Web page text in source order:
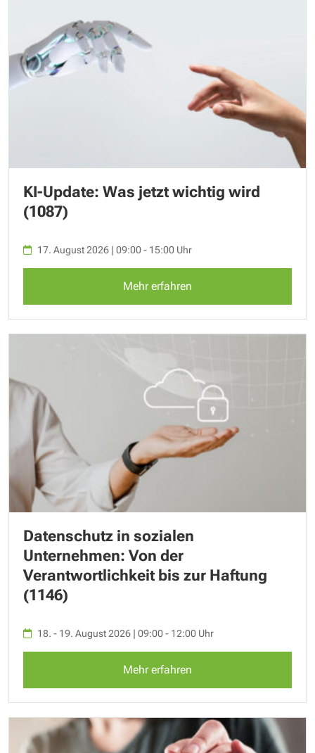
KI-Update: Was jetzt wichtig wird
(1087)
17. August 2026 | 09:00 - 15:00 Uhr
Mehr erfahren
Datenschutz in sozialen
Unternehmen: Von der
Verantwortlichkeit bis zur Haftung
(1146)
18. - 19. August 2026 | 09:00 - 12:00 Uhr
Mehr erfahren